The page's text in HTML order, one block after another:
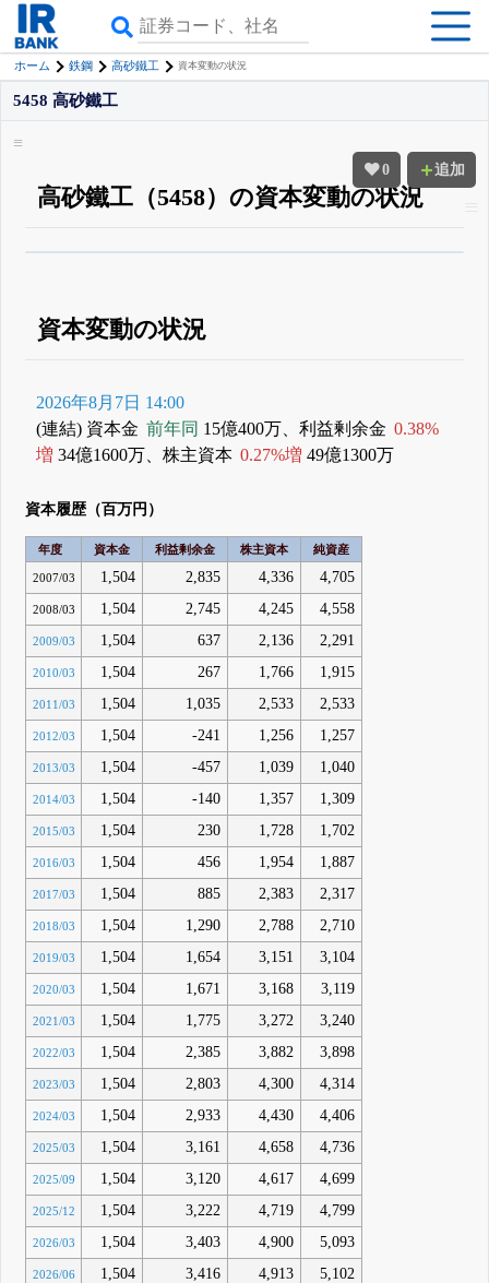
ホーム 鉄鋼 高砂鐵工 資本変動の状況
0 追加
5458 高砂鐵工
高砂鐵工（5458）の資本変動の状況
登録すると永久30%OFFと米株版の先行利用も付きます
資本変動の状況
2026年8月7日 14:00
(連結) 資本金 前年同 15億400万、利益剰余金 0.38%
増 34億1600万、株主資本 0.27%増 49億1300万
資本履歴（百万円）
年度 資本金 利益剰余金 株主資本 純資産
2007/03 1,504 2,835 4,336 4,705
2008/03 1,504 2,745 4,245 4,558
2009/03 1,504 637 2,136 2,291
2010/03 1,504 267 1,766 1,915
2011/03 1,504 1,035 2,533 2,533
2012/03 1,504 -241 1,256 1,257
2013/03 1,504 -457 1,039 1,040
2014/03 1,504 -140 1,357 1,309
2015/03 1,504 230 1,728 1,702
2016/03 1,504 456 1,954 1,887
2017/03 1,504 885 2,383 2,317
2018/03 1,504 1,290 2,788 2,710
2019/03 1,504 1,654 3,151 3,104
2020/03 1,504 1,671 3,168 3,119
2021/03 1,504 1,775 3,272 3,240
2022/03 1,504 2,385 3,882 3,898
2023/03 1,504 2,803 4,300 4,314
2024/03 1,504 2,933 4,430 4,406
2025/03 1,504 3,161 4,658 4,736
2025/09 1,504 3,120 4,617 4,699
2025/12 1,504 3,222 4,719 4,799
2026/03 1,504 3,403 4,900 5,093
2026/06 1,504 3,416 4,913 5,102